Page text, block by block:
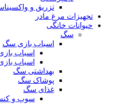
تزریق و
تجهیزات مرغ مادر
حیوانات خانگی
سگ
اسباب بازی سگ
اسباب
اسباب
بهداشتی سگ
پوشاک سگ
غذای سگ
سوپ و